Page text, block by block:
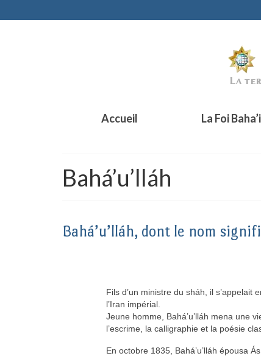
Accueil La Foi
Bahá’u’lláh
Bahá’u’lláh, dont le nom
Fils d’un ministre du sháh, il s’appelait
l’Iran impérial.
Jeune homme, Bahá’u’lláh mena une
l’escrime, la calligraphie et la poésie
En octobre 1835, Bahá’u’lláh épousa